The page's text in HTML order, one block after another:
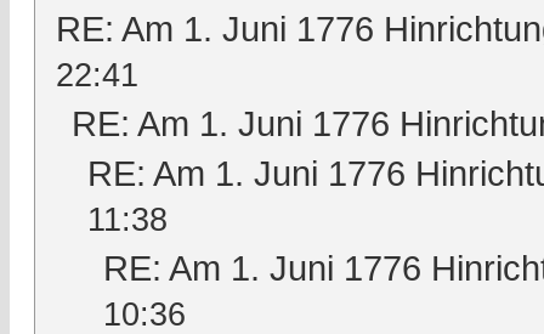
RE: Am 1. Juni 1776
22:41
RE: Am 1. Juni 1776
RE: Am 1. Juni 1776
11:38
RE: Am 1. Juni 1776
10:36